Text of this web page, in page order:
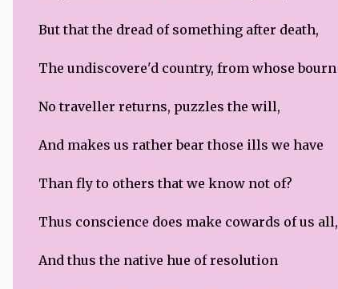
But that the dread of something after death,
The undiscovere'd country, from whose bourn
No traveller returns, puzzles the will,
And makes us rather bear those ills we have
Than fly to others that we know not of?
Thus conscience does make cowards of us all,
And thus the native hue of resolution